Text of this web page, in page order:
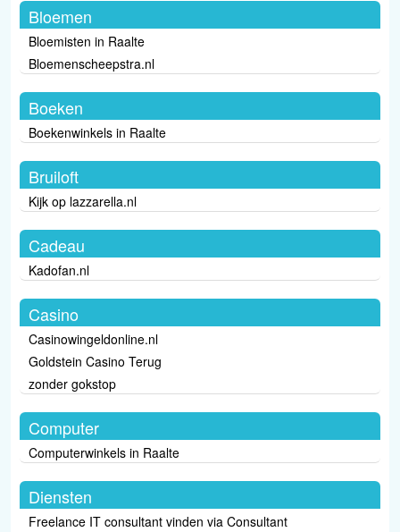
Bloemen
Bloemisten in Raalte
Bloemenscheepstra.nl
Boeken
Boekenwinkels in Raalte
Bruiloft
Kijk op lazzarella.nl
Cadeau
Kadofan.nl
Casino
Casinowingeldonline.nl
Goldstein Casino Terug
zonder gokstop
Computer
Computerwinkels in Raalte
Diensten
Freelance IT consultant vinden via Consultant